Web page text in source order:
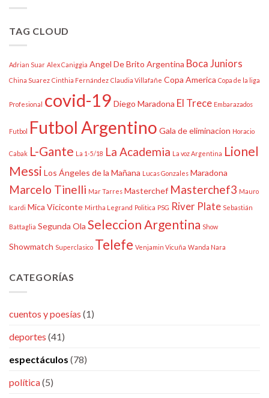
TAG CLOUD
Adrian Suar Alex Caniggia Angel De Brito Argentina Boca Juniors
China Suarez Cinthia Fernández Claudia Villafañe Copa America Copa de la liga
Profesional covid-19 Diego Maradona El Trece Embarazados
Futbol Futbol Argentino Gala de eliminacion Horacio
Cabak L-Gante La 1-5/18 La Academia La voz Argentina Lionel
Messi Los Ángeles de la Mañana Lucas Gonzales Maradona
Marcelo Tinelli Mar Tarres Masterchef Masterchef3 Mauro
Icardi Mica Viciconte Mirtha Legrand Politica PSG River Plate Sebastián
Battaglia Segunda Ola Seleccion Argentina Show
Showmatch Superclasico Telefe Venjamin Vicuña Wanda Nara
CATEGORÍAS
cuentos y poesías (1)
deportes (41)
espectáculos (78)
política(5)